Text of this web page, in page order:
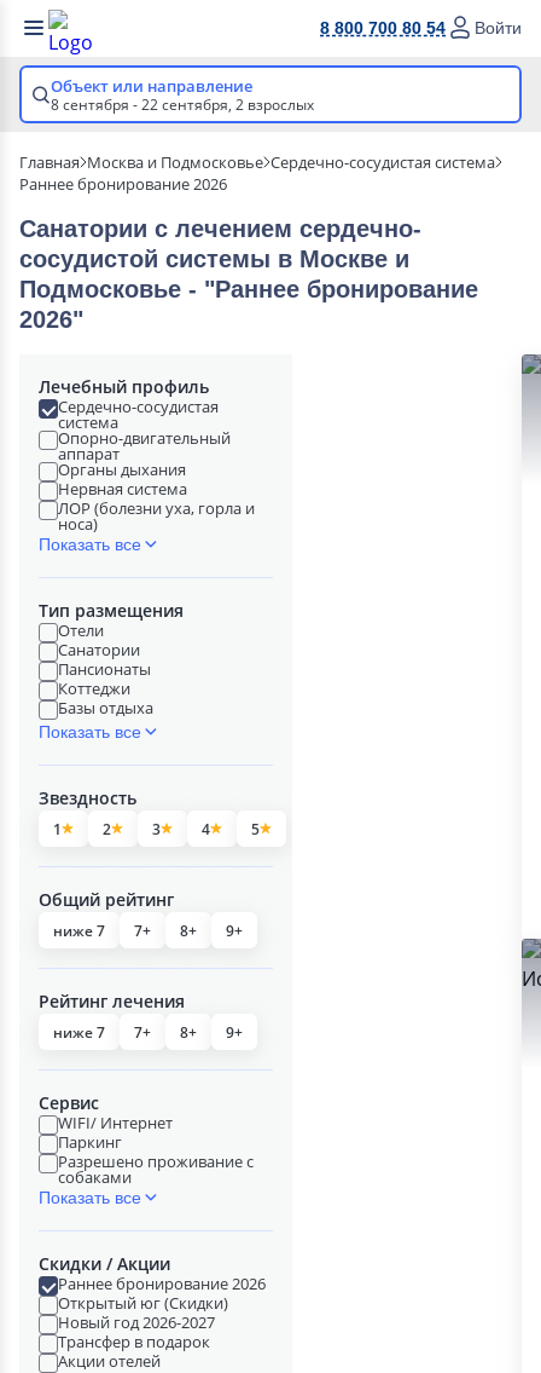
8 800 700 80 54 Войти
Объект или направление
8 сентября - 22 сентября, 2 взрослых
Главная Москва и Подмосковье Сердечно-сосудистая система
Раннее бронирование 2026
Санатории с лечением сердечно-
сосудистой системы в Москве и
Подмосковье - "Раннее бронирование
2026"
Лечебный профиль
Сердечно-сосудистая
система
Опорно-двигательный
аппарат
Органы дыхания
Нервная система
ЛОР (болезни уха, горла и
носа)
Показать все
Тип размещения
Отели
Санатории
Пансионаты
Коттеджи
Базы отдыха
Показать все
Звездность
1 2 3 4 5
Общий рейтинг
ниже 7 7+ 8+ 9+
Рейтинг лечения
ниже 7 7+ 8+ 9+
Сервис
WIFI/ Интернет
Паркинг
Разрешено проживание с
собаками
Показать все
Скидки / Акции
Раннее бронирование 2026
Открытый юг (Скидки)
Новый год 2026-2027
Трансфер в подарок
Акции отелей